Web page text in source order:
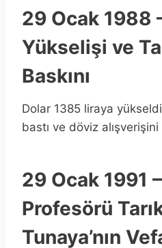
29 Ocak 1988
Yükselişi ve
Baskını
Dolar 1385 liraya
bastı ve döviz
29 Ocak 1991
Profesörü
Tunaya’nın